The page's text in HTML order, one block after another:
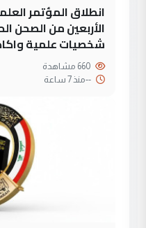
انطلاق المؤتمر
الأربعين من الصحن
شخصيات علمية
--منذ 7 ساعة